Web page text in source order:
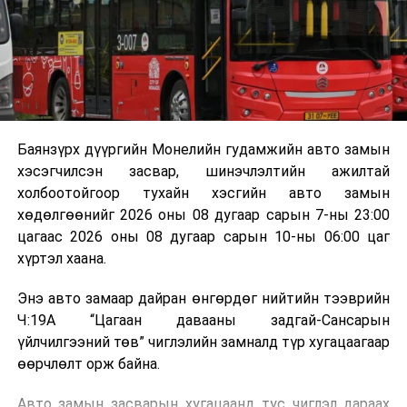
зориулалттай. Лагийг өндөр температурт шатааснаар
эзлэхүүн нь 90 хүртэл хувиар буурч, бактери, вирус
болон бусад өвчин үүсгэгч бичил биетнийг устгах
боломжтой.
Түүнчлэн шаталтын явцад үүсэх дулааныг цахилгаан
болон дулааны эрчим хүч үйлдвэрлэхэд ашиглаж
болдог. Зарим технологийн хувьд шаталтын дараа
үлдэх үнснээс фосфор зэрэг ашигт эрдсийг сэргээн
авах боломжтой аж.
Япон, Герман, Швейцар, Нидерланд, Өмнөд Солонгос
зэрэг улс лаг хатаах, шатаах технологийг ашиглаж
байна. Тухайлбал, Германд лаг шатаах үйлдвэрээс
гарсан үнснээс фосфор сэргээн авах технологи
ашигладаг бол Нидерландад төвлөрсөн лаг
боловсруулах үйлдвэрүүдээр дулаан, цахилгаан
Баянзүрх дүүргийн Монелийн гудамжийн авто замын
хэсэгчилсэн засвар, шинэчлэлтийн ажилтай
холбоотойгоор тухайн хэсгийн авто замын
хөдөлгөөнийг 2026 оны 08 дугаар сарын 7-ны 23:00
цагаас 2026 оны 08 дугаар сарын 10-ны 06:00 цаг
хүртэл хаана.
Энэ авто замаар дайран өнгөрдөг нийтийн тээврийн
Ч:19А “Цагаан давааны задгай-Сансарын
үйлчилгээний төв” чиглэлийн замналд түр хугацаагаар
өөрчлөлт орж байна.